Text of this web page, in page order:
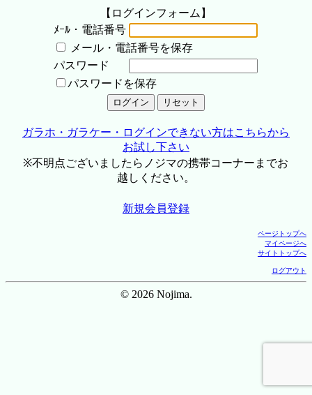
【ログインフォーム】
ﾒｰﾙ・電話番号
メール・電話番号を保存
パスワード
パスワードを保存
ガラホ・ガラケー・ログインできない方はこちらから
お試し下さい
※不明点ございましたらノジマの携帯コーナーまでお
越しください。
新規会員登録
ページトップへ
マイページへ
サイトトップへ
ログアウト
© 2026 Nojima.